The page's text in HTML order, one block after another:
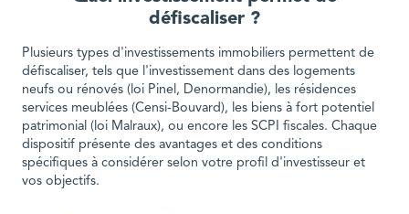
défiscaliser ?
Plusieurs types d'investissements immobiliers permettent de
défiscaliser, tels que l'investissement dans des logements
neufs ou rénovés (loi Pinel, Denormandie), les résidences
services meublées (Censi-Bouvard), les biens à fort potentiel
patrimonial (loi Malraux), ou encore les SCPI fiscales. Chaque
dispositif présente des avantages et des conditions
spécifiques à considérer selon votre profil d'investisseur et
vos objectifs.